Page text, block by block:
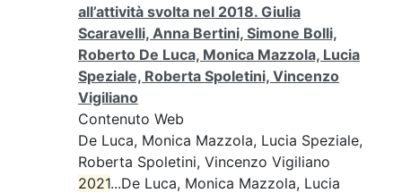
all’attività svolta nel 2018. Giulia
Scaravelli, Anna Bertini, Simone Bolli,
Roberto De Luca, Monica Mazzola, Lucia
Speziale, Roberta Spoletini, Vincenzo
Vigiliano
Contenuto Web
De Luca, Monica Mazzola, Lucia Speziale,
Roberta Spoletini, Vincenzo Vigiliano
2021...De Luca, Monica Mazzola, Lucia